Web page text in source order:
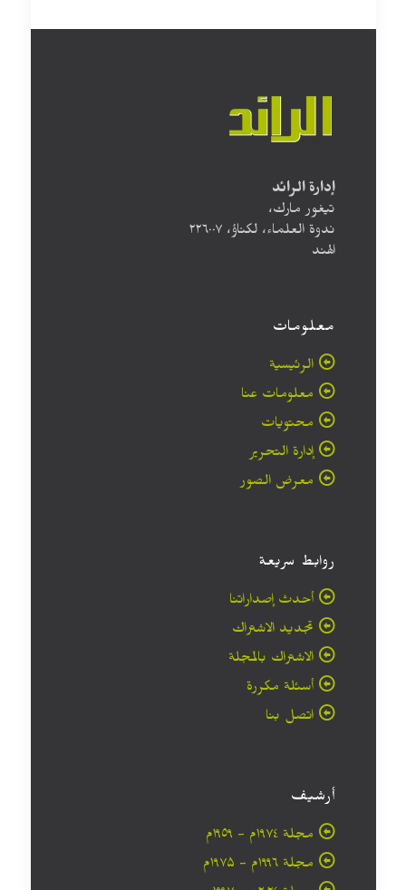
إدارة الرائد
تيغور مارك،
ندوة العلماء، لكناؤ، ۲۲٦۰۰۷
الهند
معلومات
الرئيسية
معلومات عنا
محتويات
إدارة التحرير
معرض الصور
روابط سريعة
أحدث إصداراتنا
تجديد الاشتراك
الاشتراك بالمجلة
أسئلة مكررة
اتصل بنا
أرشيف
مجلة ۱۹۷٤م - ١٩٥٩م
مجلة ۱۹۹٦م - ۱۹۷۵م